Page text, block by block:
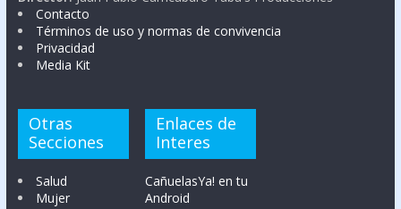
Contacto
Términos de uso y normas de convivencia
Privacidad
Media Kit
Otras
Secciones
Salud
Mujer
Enlaces de
Interes
CañuelasYa! en tu
Android